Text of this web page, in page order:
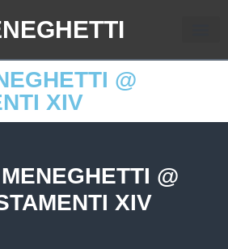
@
XIV
@
XIV